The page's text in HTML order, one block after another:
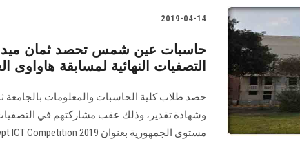
2019-04-14
حاسبات عين شمس تحصد ثمان
التصفيات النهائية لمسابقة هاواوى
حصد طلاب كلية الحاسبات والمعلومات بالجامعة
وشهادة تقدير، وذلك عقب مشاركتهم في التصفيات